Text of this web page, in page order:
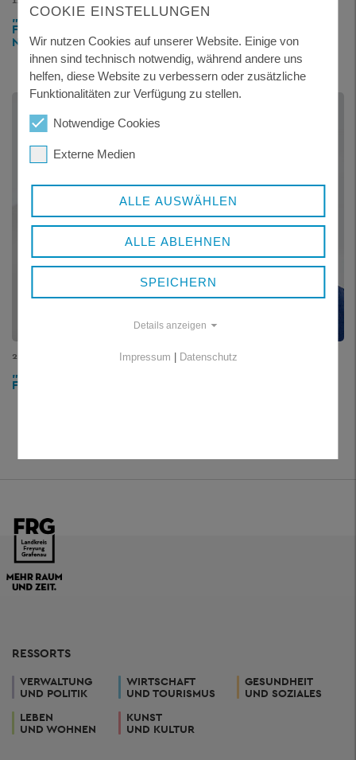
„EIN ENDLAGER IM BAYERISCHEN WALD HÄTTE FATALE
FOLGEN FÜR DEN GESAMTEN REGIERUNGSBEZIRK
NIEDERBAYERN“
22.06.2021
„BEZIRKSTAG SOLLTE IN DER DERZEITIGEN LAGE
FREIWILLIGE LEISTUNGEN NICHT AUSWEITEN“
RESSORTS
VERWALTUNG
UND POLITIK
WIRTSCHAFT
UND TOURISMUS
GESUNDHEIT
UND SOZIALES
LEBEN
UND WOHNEN
KUNST
UND KULTUR
COOKIE EINSTELLUNGEN
Wir nutzen Cookies auf unserer Website. Einige von
ihnen sind technisch notwendig, während andere uns
helfen, diese Website zu verbessern oder zusätzliche
Funktionalitäten zur Verfügung zu stellen.
Notwendige Cookies
Externe Medien
ALLE AUSWÄHLEN
ALLE ABLEHNEN
SPEICHERN
Details anzeigen
Impressum Datenschutz